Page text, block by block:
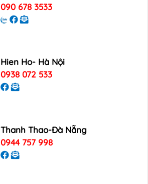
090 678 3533
Hien Ho- Hà Nội
0938 072 533
Thanh Thao-Đà Nẵng
0944 757 998